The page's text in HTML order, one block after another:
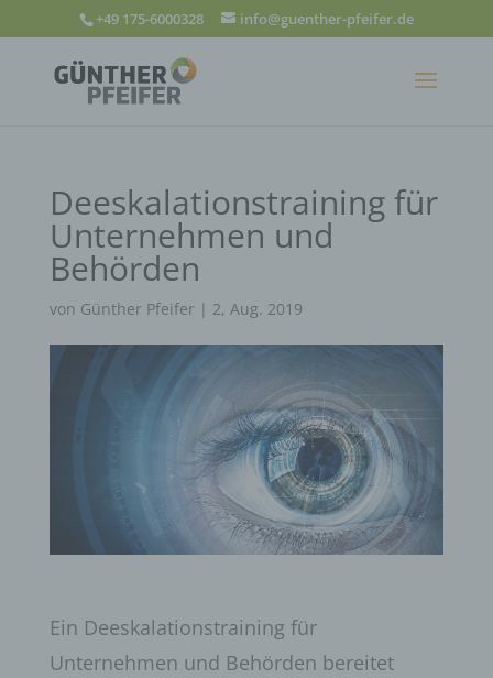
+49 175-6000328 info@guenther-pfeifer.de
Deeskalationstraining für
Unternehmen und
Behörden
von Günther Pfeifer| 2, Aug. 2019
Ein Deeskalationstraining für
Unternehmen und Behörden bereitet